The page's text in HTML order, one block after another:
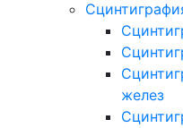
желез